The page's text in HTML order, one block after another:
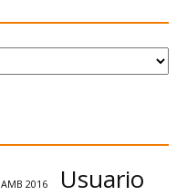
AMB 2016 Usuario